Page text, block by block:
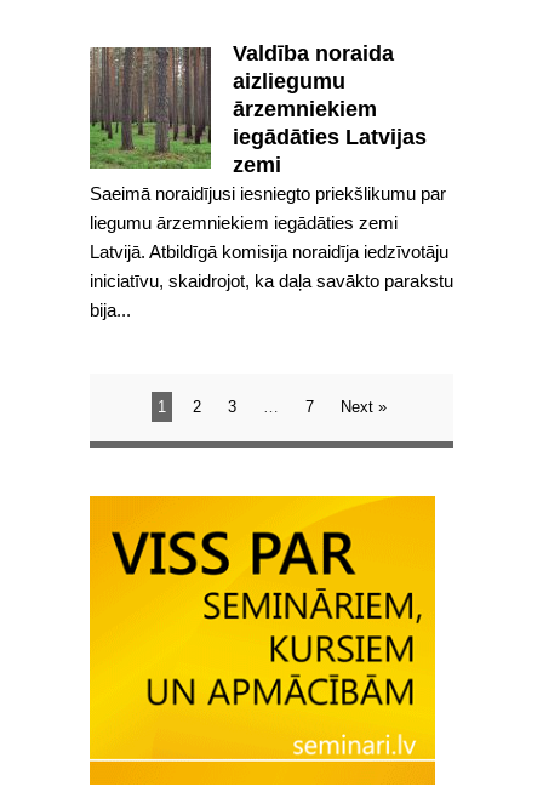
Valdība noraida
aizliegumu
ārzemniekiem
iegādāties Latvijas
zemi
Saeimā noraidījusi iesniegto priekšlikumu par
liegumu ārzemniekiem iegādāties zemi
Latvijā. Atbildīgā komisija noraidīja iedzīvotāju
iniciatīvu, skaidrojot, ka daļa savākto parakstu
bija...
1 2 3 … 7 Next »